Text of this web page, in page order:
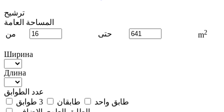
ترشيح
المساحة العامة
من
حتى m2
Ширина
Длина
عدد الطوابق
طابق واحد
طابقان